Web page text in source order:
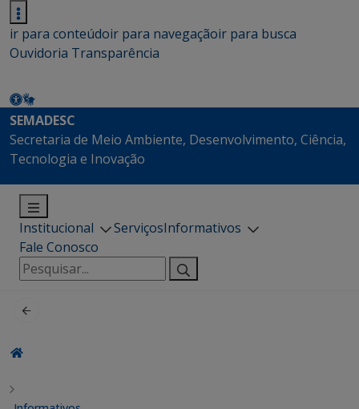
ir para conteúdoir para navegaçãoir para busca
Ouvidoria Transparência
SEMADESC
Secretaria de Meio Ambiente, Desenvolvimento, Ciência,
Tecnologia e Inovação
Institucional ServiçosInformativos
Fale Conosco
Pesquisar
por: